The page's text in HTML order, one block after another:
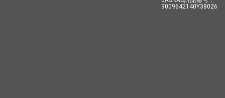
9009642140Y38026